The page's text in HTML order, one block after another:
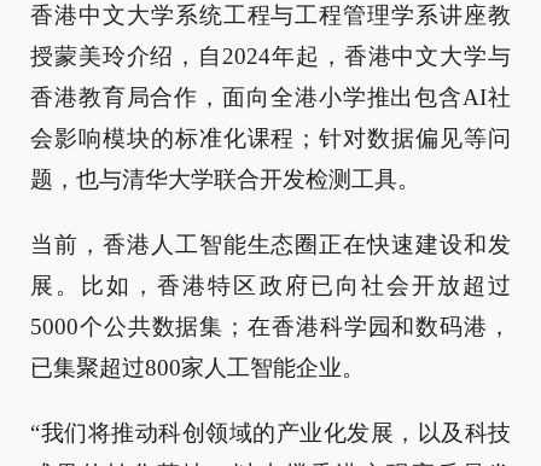
香港中文大学系统工程与工程管理学系讲座教
授蒙美玲介绍 ，自2024年起 ， 香港中文大学与
香港教育局合作，面向全港小学推出包含AI社
会影响模块的标准化课程；针对数据偏见等问
题，也与清华大学联合开发检测工具。
当前， 香港人工智能生态圈正在快速建设和发
展。
比如，香港特区政府已向社会开放超过
5000个公共数据集；在香港科学园和数码港，
已集聚超过800家人工智能企业。
“我们将推动科创领域的产业化发展 ，以及科技